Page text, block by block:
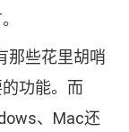
那些花里胡哨
功能。而
、Mac还